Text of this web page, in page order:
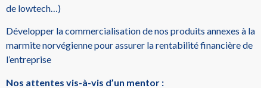
de lowtech…)
Développer la commercialisation de nos produits annexes à la
marmite norvégienne pour assurer la rentabilité financière de
l’entreprise
Nos attentes vis-à-vis d’un mentor :